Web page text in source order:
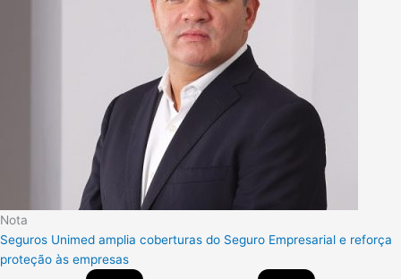
Nota
Seguros Unimed amplia coberturas do Seguro Empresarial e reforça
proteção às empresas